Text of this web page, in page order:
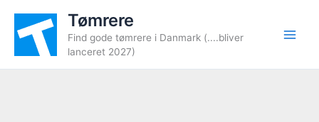
indholdet
Tømrere
Find gode tømrere i Danmark (....bliver
lanceret 2027)